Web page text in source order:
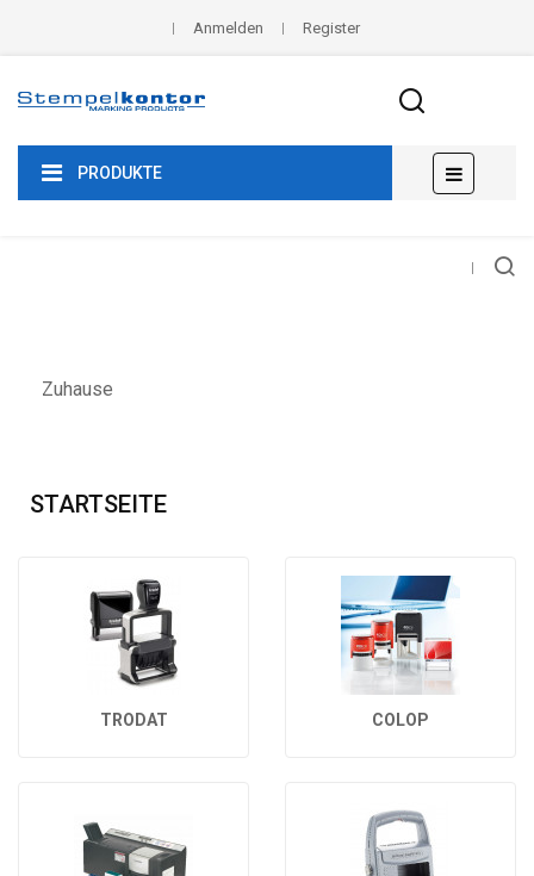
Anmelden Register
PRODUKTE
der
☰
Zuhause
STARTSEITE
TRODAT COLOP